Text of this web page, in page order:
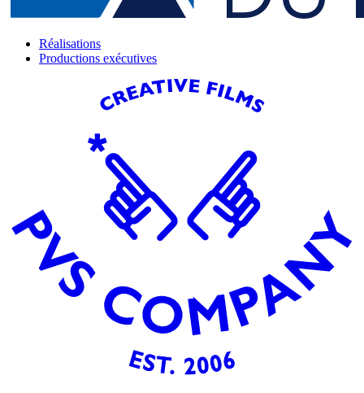
Réalisations
Productions exécutives